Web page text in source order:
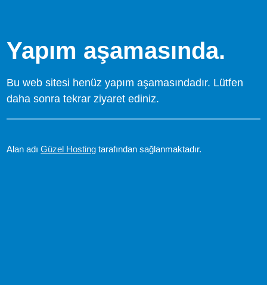
Yapım aşamasında.
Bu web sitesi henüz yapım aşamasındadır. Lütfen
daha sonra tekrar ziyaret ediniz.
Alan adıGüzel Hosting tarafından sağlanmaktadır.